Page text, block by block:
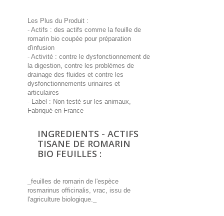
Les Plus du Produit :
- Actifs : des actifs comme la feuille de
romarin bio coupée pour préparation
d'infusion
- Activité : contre le dysfonctionnement de
la digestion, contre les problèmes de
drainage des fluides et contre les
dysfonctionnements urinaires et
articulaires
- Label : Non testé sur les animaux,
Fabriqué en France
INGREDIENTS - ACTIFS
TISANE DE ROMARIN
BIO FEUILLES :
_feuilles de romarin de l'espèce
rosmarinus officinalis, vrac, issu de
l'agriculture biologique._